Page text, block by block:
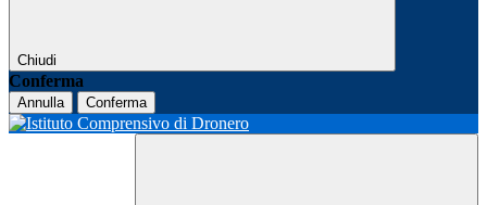
Chiudi
Conferma
Annulla Conferma